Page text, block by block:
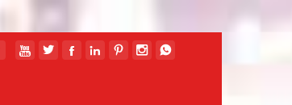
      